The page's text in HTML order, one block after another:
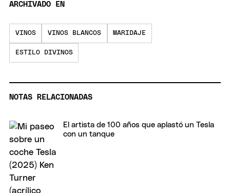
ARCHIVADO EN
VINOS VINOS BLANCOS MARIDAJE
ESTILO DIVINOS
NOTAS RELACIONADAS
El artista de 100 años que aplastó un Tesla
con un tanque